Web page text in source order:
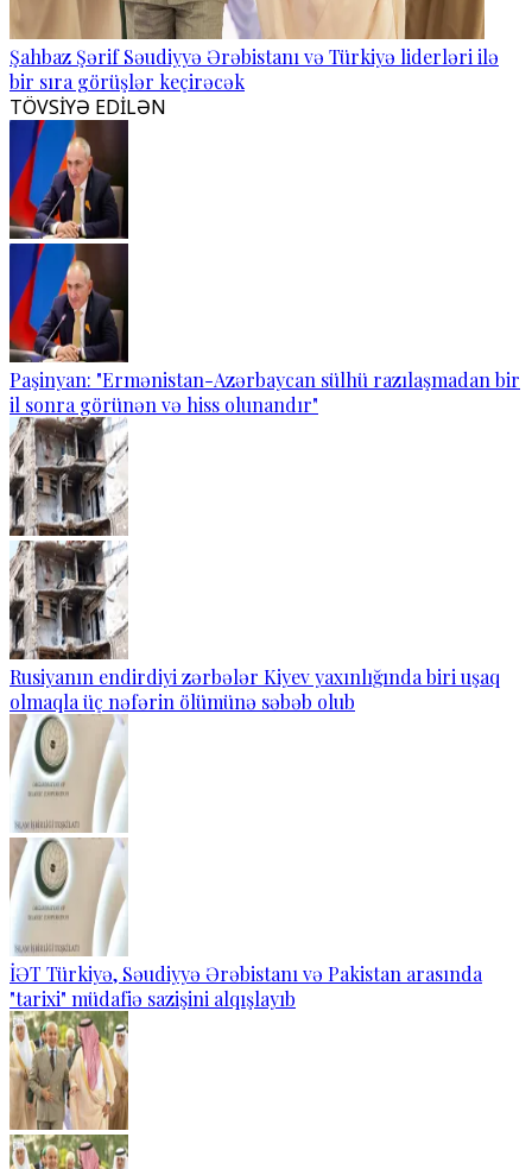
Şahbaz Şərif Səudiyyə Ərəbistanı və Türkiyə liderləri ilə
bir sıra görüşlər keçirəcək
TÖVSİYƏ EDİLƏN
Paşinyan: "Ermənistan-Azərbaycan sülhü razılaşmadan bir
il sonra görünən və hiss olunandır"
Rusiyanın endirdiyi zərbələr Kiyev yaxınlığında biri uşaq
olmaqla üç nəfərin ölümünə səbəb olub
İƏT Türkiyə, Səudiyyə Ərəbistanı və Pakistan arasında
"tarixi" müdafiə sazişini alqışlayıb